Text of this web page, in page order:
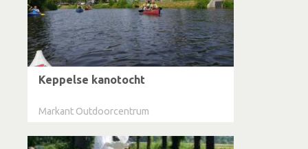
Keppelse kanotocht
Markant Outdoorcentrum